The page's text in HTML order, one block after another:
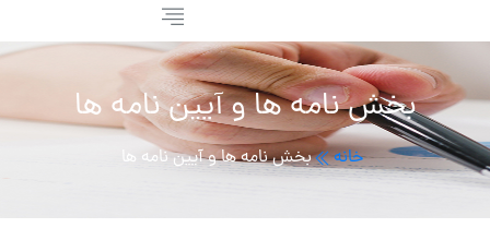
بخش نامه ها و آیین نامه ها
خانه بخش نامه ها و آیین نامه ها